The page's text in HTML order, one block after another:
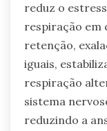
reduz o
respiração em
retenção,
iguais,
respiração
sistema
reduzindo a